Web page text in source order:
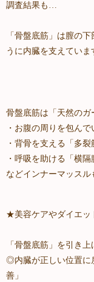
調査結果も…
「骨盤底筋」は膣の
うに内臓を支えていま
骨盤底筋は「天然の
・お腹の周りを包んで
・背骨を支える「多裂
・呼吸を助ける「横隔
などインナーマッス
★美容ケアやダイエッ
「骨盤底筋」を引き上
◎内臓が正しい位置に
善」